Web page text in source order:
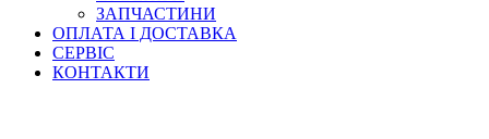
ЗАПЧАСТИНИ
ОПЛАТА І ДОСТАВКА
СЕРВІС
КОНТАКТИ